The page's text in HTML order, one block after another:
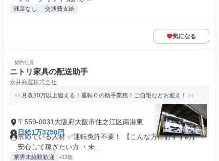
残業なし 交通費支給
気になる
契約社員
ニトリ家具の配送助手
永井商運株式会社
月収30万以上狙える！運転０の助手業務！ご自宅などお迎え！
〒559-0031大阪府大阪市住之江区南港東
日給1万3750円
求めている人材 ✅運転免許不要！ 【こんな方におすすめ】 ✨
安心して稼ぎたい方 ・未...
業界未経験歓迎 +13個